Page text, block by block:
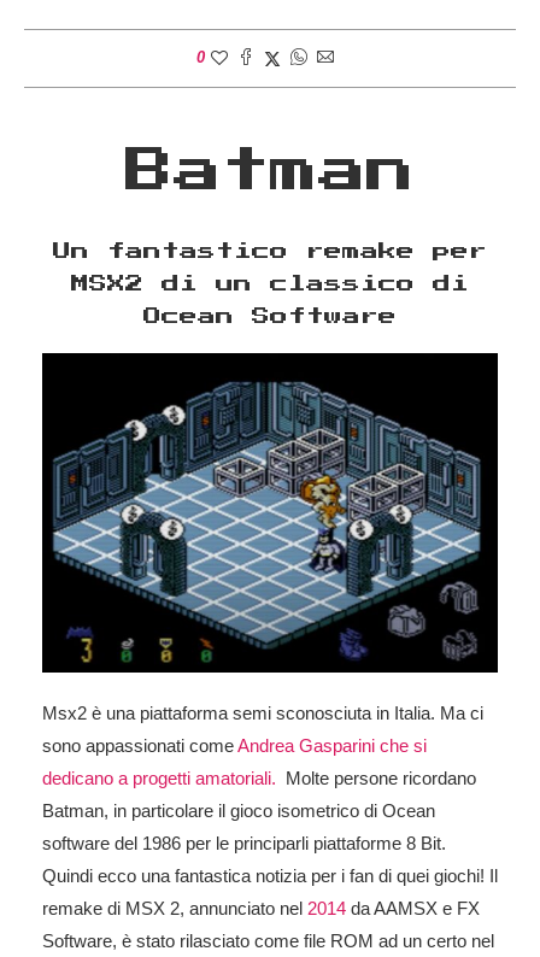
0
Batman
Un fantastico remake per
MSX2 di un classico di
Ocean Software
Msx2 è una piattaforma semi sconosciuta in Italia. Ma ci
sono appassionati comeAndrea Gasparini che si
dedicano a progetti amatoriali. Molte persone ricordano
Batman, in particolare il gioco isometrico di Ocean
software del 1986 per le principarli piattaforme 8 Bit.
Quindi ecco una fantastica notizia per i fan di quei giochi! Il
remake di MSX 2, annunciato nel 2014 da AAMSX e FX
Software, è stato rilasciato come file ROM ad un certo nel